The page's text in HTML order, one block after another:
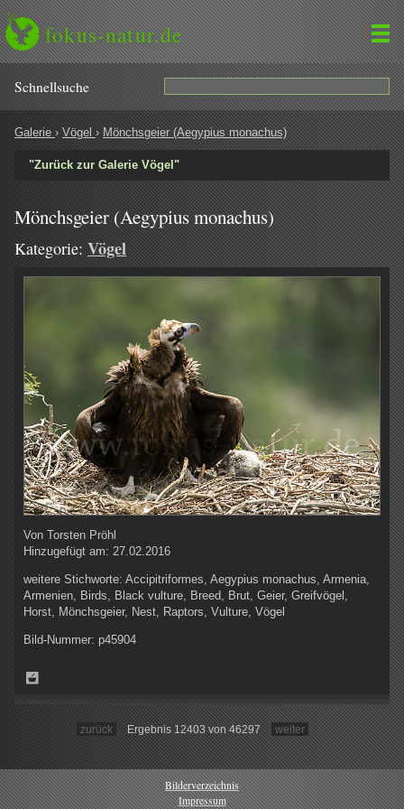
fokus-natur.de
Schnell­suche
Galerie › Vögel › Mönchsgeier (Aegypius monachus)
"Zurück zur Galerie Vögel"
Mönchsgeier (Aegypius monachus)
Kategorie: Vögel
Von Torsten Pröhl
Hinzugefügt am: 27.02.2016
weitere Stichworte: Accipitriformes, Aegypius monachus, Armenia,
Armenien, Birds, Black vulture, Breed, Brut, Geier, Greifvögel,
Horst, Mönchsgeier, Nest, Raptors, Vulture, Vögel
Bild-Nummer: p45904
zurück Ergebnis 12403 von 46297 weiter
Bilderverzeichnis
Impressum